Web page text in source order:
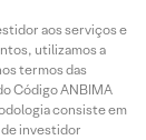
aos serviços e
utilizamos a
termos das
Código ANBIMA
consiste em
investidor